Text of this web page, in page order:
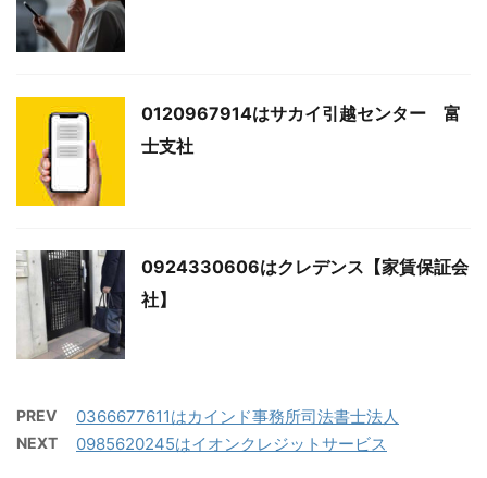
0120967914はサカイ引越センター 富
士支社
0924330606はクレデンス【家賃保証会
社】
PREV 0366677611はカインド事務所司法書士法人
NEXT 0985620245はイオンクレジットサービス